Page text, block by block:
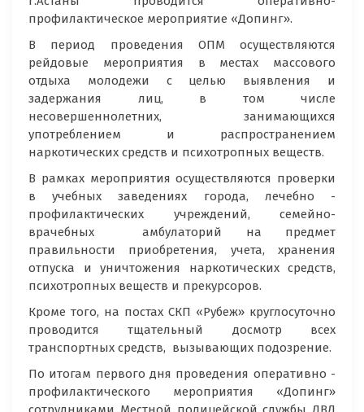
профилактическое мероприятие «Допинг».
В период проведения ОПМ осуществляются
рейдовые мероприятия в местах массового
отдыха молодежи с целью выявления и
задержания лиц, в том числе
несовершеннолетних, занимающихся
употреблением и распространением
наркотических средств и психотропных веществ.
В рамках мероприятия осуществляются проверки
в учебных заведениях города, лечебно -
профилактических учреждений, семейно-
врачебных амбулаторий на предмет
правильности приобретения, учета, хранения
отпуска и уничтожения наркотических средств,
психотропных веществ и прекурсоров.
Кроме того, на постах СКП «Рубеж» круглосуточно
проводится тщательный досмотр всех
транспортных средств, вызывающих подозрение.
По итогам первого дня проведения оперативно -
профилактического мероприятия «Допинг»